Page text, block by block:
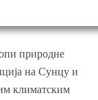
природне
на Сунцу и
климатским